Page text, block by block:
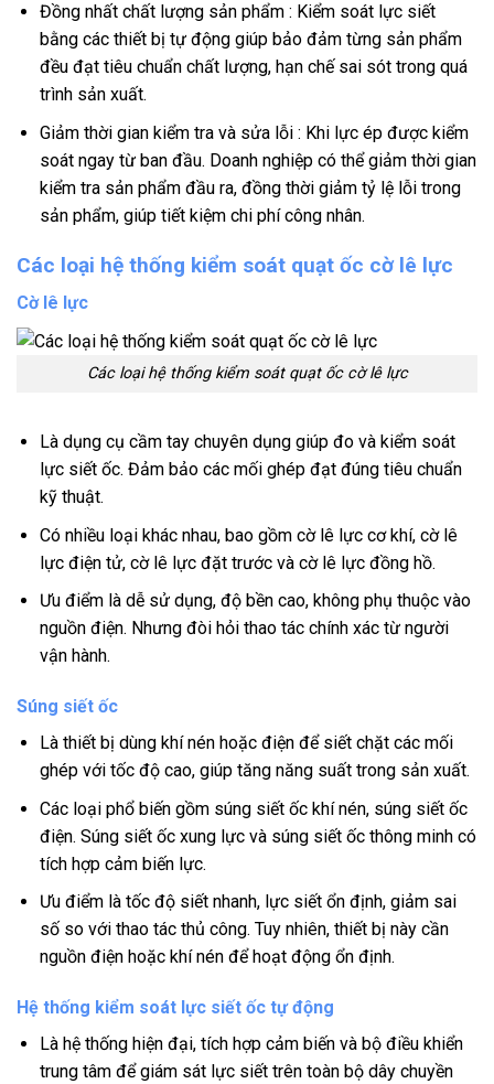
Đồng nhất chất lượng sản phẩm : Kiểm soát lực siết
bằng các thiết bị tự động giúp bảo đảm từng sản phẩm
đều đạt tiêu chuẩn chất lượng, hạn chế sai sót trong quá
trình sản xuất.
Giảm thời gian kiểm tra và sửa lỗi : Khi lực ép được kiểm
soát ngay từ ban đầu. Doanh nghiệp có thể giảm thời gian
kiểm tra sản phẩm đầu ra, đồng thời giảm tỷ lệ lỗi trong
sản phẩm, giúp tiết kiệm chi phí công nhân.
Các loại hệ thống kiểm soát quạt ốc cờ lê lực
Cờ lê lực
Các loại hệ thống kiểm soát quạt ốc cờ lê lực
Là dụng cụ cầm tay chuyên dụng giúp đo và kiểm soát
lực siết ốc. Đảm bảo các mối ghép đạt đúng tiêu chuẩn
kỹ thuật.
Có nhiều loại khác nhau, bao gồm cờ lê lực cơ khí, cờ lê
lực điện tử, cờ lê lực đặt trước và cờ lê lực đồng hồ.
Ưu điểm là dễ sử dụng, độ bền cao, không phụ thuộc vào
nguồn điện. Nhưng đòi hỏi thao tác chính xác từ người
vận hành.
Súng siết ốc
Là thiết bị dùng khí nén hoặc điện để siết chặt các mối
ghép với tốc độ cao, giúp tăng năng suất trong sản xuất.
Các loại phổ biến gồm súng siết ốc khí nén, súng siết ốc
điện. Súng siết ốc xung lực và súng siết ốc thông minh có
tích hợp cảm biến lực.
Ưu điểm là tốc độ siết nhanh, lực siết ổn định, giảm sai
số so với thao tác thủ công. Tuy nhiên, thiết bị này cần
nguồn điện hoặc khí nén để hoạt động ổn định.
Hệ thống kiểm soát lực siết ốc tự động
Là hệ thống hiện đại, tích hợp cảm biến và bộ điều khiển
trung tâm để giám sát lực siết trên toàn bộ dây chuyền